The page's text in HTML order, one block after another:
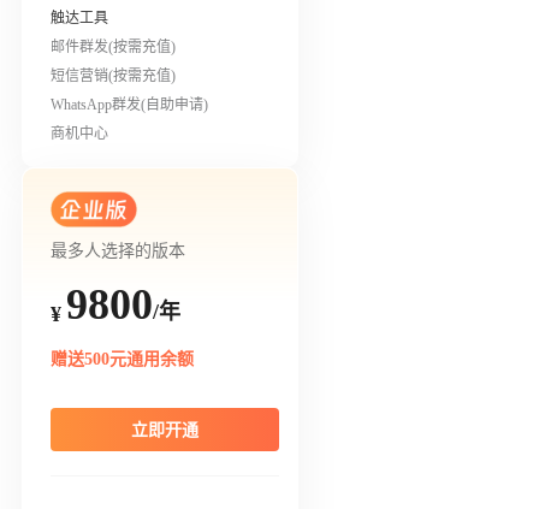
触达工具
邮件群发(按需充值)
短信营销(按需充值)
WhatsApp群发(自助申请)
商机中心
最多人选择的版本
¥ 9800/年
赠送500元通用余额
立即开通